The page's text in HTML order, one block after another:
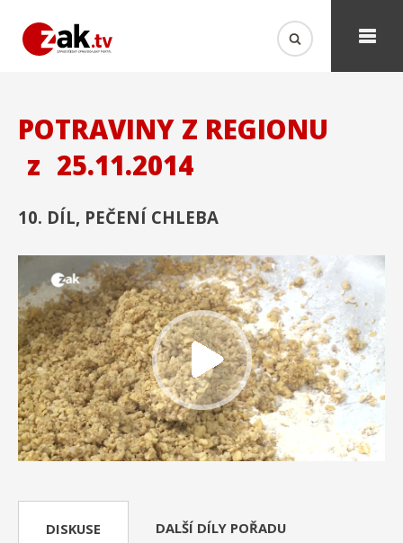
POTRAVINY Z REGIONU
z 25.11.2014
10. DÍL, PEČENÍ CHLEBA
DISKUSE DALŠÍ DÍLY POŘADU